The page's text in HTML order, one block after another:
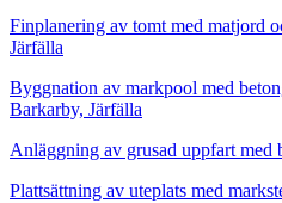
Finplanering av tomt med matjord
Järfälla
Byggnation av markpool med
Barkarby, Järfälla
Anläggning av grusad uppfart med
Plattsättning av uteplats med